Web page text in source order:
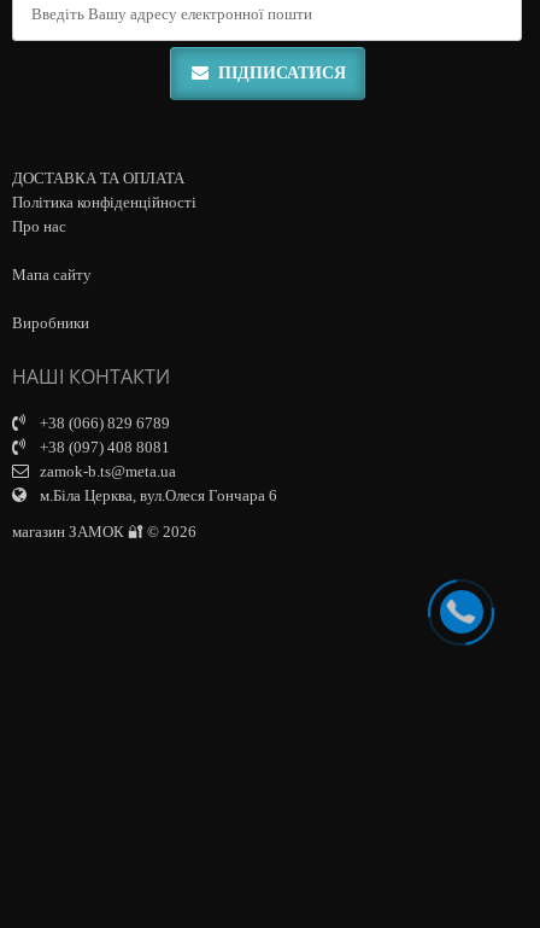
ПІДПИСАТИСЯ
ДОСТАВКА ТА ОПЛАТА
Політика конфіденційності
Про нас
Мапа сайту
Виробники
НАШІ КОНТАКТИ
+38 (066) 829 6789
+38 (097) 408 8081
zamok-b.ts@meta.ua
м.Біла Церква, вул.Олеся Гончара 6
магазин ЗАМОК 🔐 © 2026